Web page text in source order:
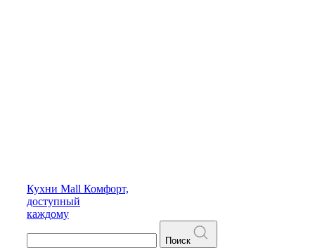
Кухни Mall Комфорт,
доступный
каждому
Поиск